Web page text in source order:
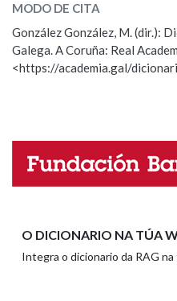
Na fraseoloxía
Marcas gramaticais
ESCOLLE UNHA
Observación Hai
Propoño mellorar a
Nome
MODO DE CITA
González González, M. (dir.):
Galega. A Coruña: Real
<https://academia.gal/
O DICIONARIO NA TÚA
Integra o dicionario da RAG